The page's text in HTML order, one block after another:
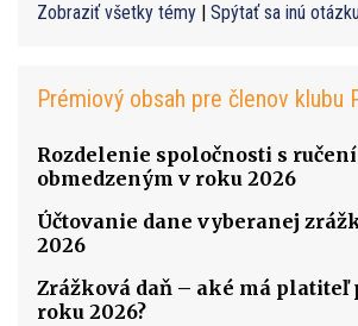
Zobraziť všetky témy Spýtať sa inú otázku
Prémiový obsah pre členov klubu
Rozdelenie spoločnosti s
obmedzeným v roku 2026
Účtovanie dane vyberanej
2026
Zrážková daň – aké má platiteľ
roku 2026?